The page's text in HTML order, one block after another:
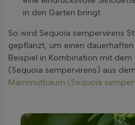
in den Garten bringt
So wird Sequoia sempervirens
gepflanzt, um einen
Beispiel in Kombination mit
(Sequoia sempervirens) aus
Mammutbaum (Sequoia